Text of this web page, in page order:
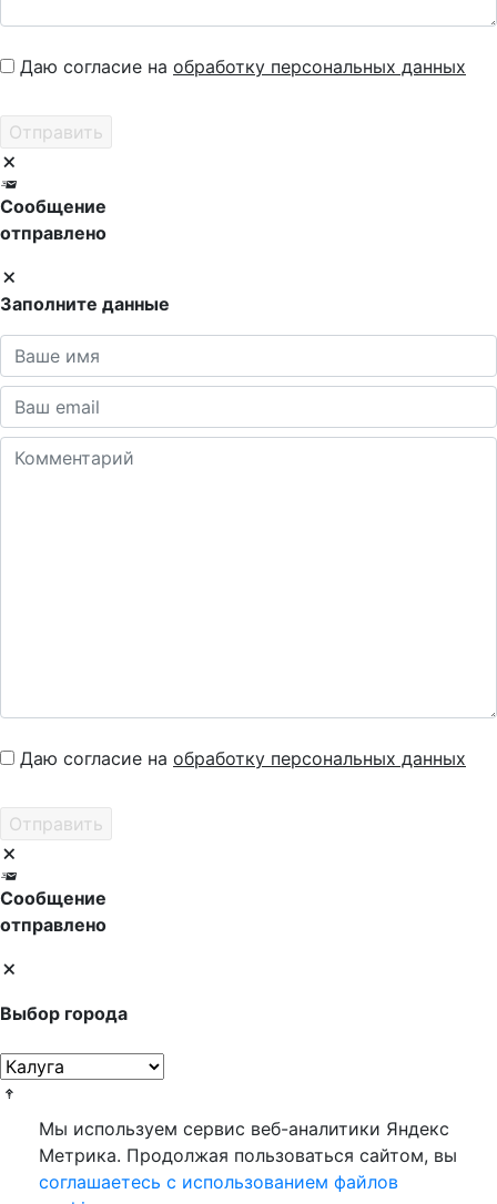
Даю согласие на обработку персональных данных
Сообщение
отправлено
Заполните данные
Даю согласие на обработку персональных данных
Сообщение
отправлено
Выбор города
Мы используем сервис веб-аналитики Яндекс
Метрика. Продолжая пользоваться сайтом, вы
соглашаетесь с использованием файлов